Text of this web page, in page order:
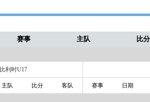
赛事 主队 比分
比利时U17
主队 比分 客队 赛事 日期